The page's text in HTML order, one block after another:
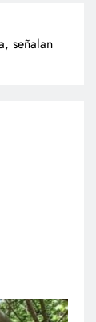
señalan
de